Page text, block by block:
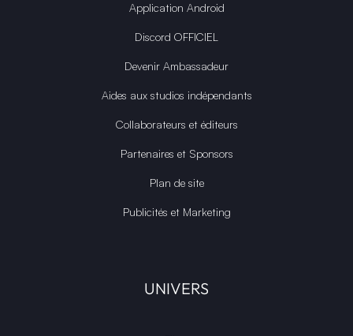
Application Android
Discord OFFICIEL
Devenir Ambassadeur
Aides aux studios indépendants
Collaborateurs et éditeurs
Partenaires et Sponsors
Plan de site
Publicités et Marketing
UNIVERS